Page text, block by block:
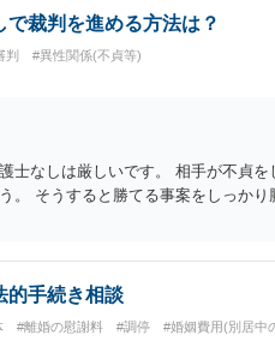
裁判を進める方法は？
判 #異性関係(不貞等)
士なしは厳しいです。 相手が不貞
。 そうすると勝てる事案をしっか
的手続き相談
#離婚の慰謝料 #調停 #婚姻費用(別居中